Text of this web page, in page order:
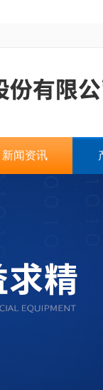
新闻资讯